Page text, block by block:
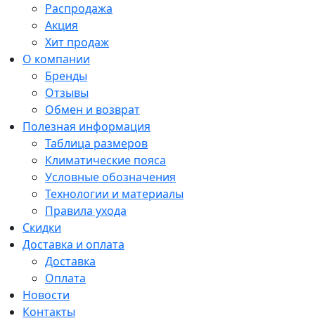
Распродажа
Акция
Хит продаж
О компании
Бренды
Отзывы
Обмен и возврат
Полезная информация
Таблица размеров
Климатические пояса
Условные обозначения
Технологии и материалы
Правила ухода
Скидки
Доставка и оплата
Доставка
Оплата
Новости
Контакты